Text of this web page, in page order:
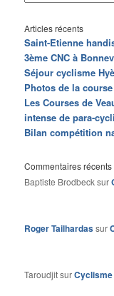
Articles récents
Saint-Etienne
3ème CNC à
Séjour cyclisme
Photos de la
Les Courses de
intense de para-
Bilan compétition
Commentaires récents
Baptiste Brodbecksur
Roger Tailhardassur
TaroudjitsurCyclisme